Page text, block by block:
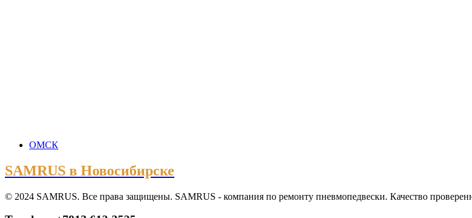
ОМСК
SAMRUS в Новосибирске
© 2024 SAMRUS. Все права защищены. SAMRUS - компания по ремонту пневмопедвески. Качество